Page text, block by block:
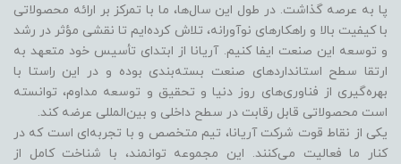
پا به عرصه گذاشت. در طول این سال‌ها، ما با تمرکز بر ارائه محصولاتی
با کیفیت بالا و راهکارهای نوآورانه، تلاش کرده‌ایم تا نقشی مؤثر در رشد
و توسعه این صنعت ایفا کنیم. آریانا از ابتدای تأسیس خود متعهد به
ارتقا سطح استانداردهای صنعت بسته‌بندی بوده و در این راستا با
بهره‌گیری از فناوری‌های روز دنیا و تحقیق و توسعه مداوم، توانسته
است محصولاتی قابل رقابت در سطح داخلی و بین‌المللی عرضه کند.
یکی از نقاط قوت شرکت آریانا، تیم متخصص و با تجربه‌ای است که در
کنار ما فعالیت می‌کنند. این مجموعه توانمند، با شناخت کامل از